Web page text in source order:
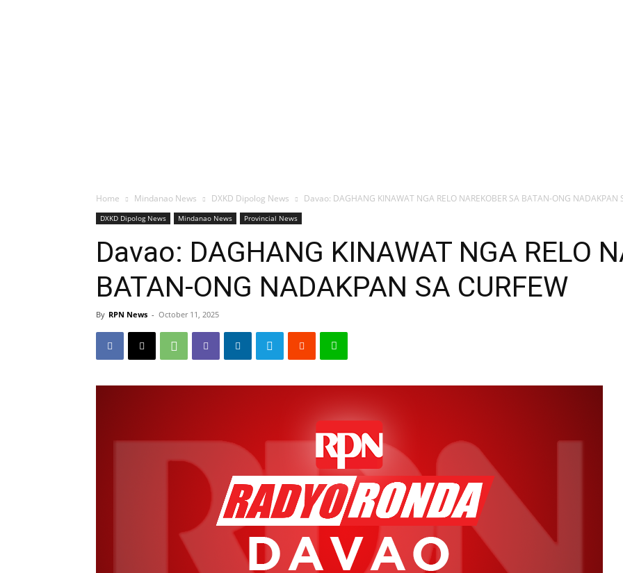
Home Mindanao News DXKD Dipolog News Davao: DAGHANG KINAWAT NGA RELO NAREKOBER SA BATAN-ONG NADAKPAN
DXKD Dipolog News Mindanao News Provincial News
Davao: DAGHANG KINAWAT NGA RELO
BATAN-ONG NADAKPAN SA CURFEW
By RPN News - October 11, 2025